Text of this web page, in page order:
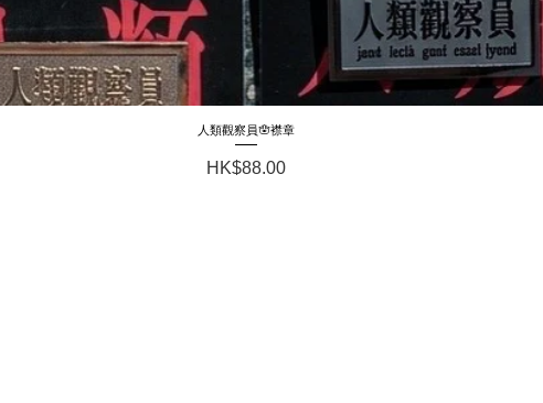
Quick View
人類觀察員🪬襟章
Price
HK$88.00